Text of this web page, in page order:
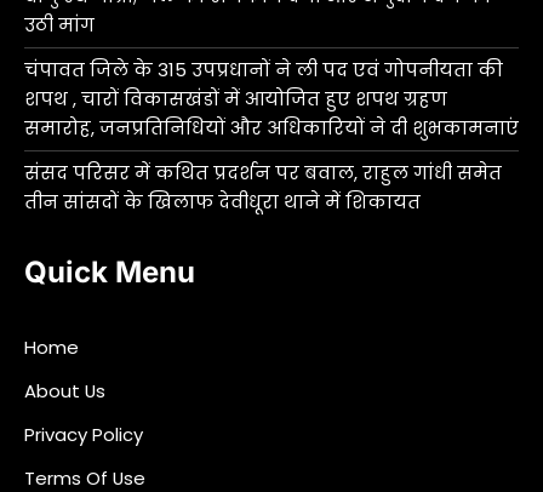
उठी मांग
चंपावत जिले के 315 उपप्रधानों ने ली पद एवं गोपनीयता की
शपथ , चारों विकासखंडों में आयोजित हुए शपथ ग्रहण
समारोह, जनप्रतिनिधियों और अधिकारियों ने दी शुभकामनाएं
संसद परिसर में कथित प्रदर्शन पर बवाल, राहुल गांधी समेत
तीन सांसदों के खिलाफ देवीधूरा थाने में शिकायत
Quick Menu
Home
About Us
Privacy Policy
Terms Of Use